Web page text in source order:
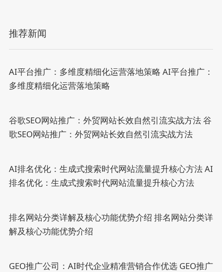
推荐新闻
AI平台推广：多维度精细化运营落地策略 AI平台推广：
多维度精细化运营落地策略
谷歌SEO网站推广：外贸网站长效自然引流实战方法谷
歌SEO网站推广：外贸网站长效自然引流实战方法
AI排名优化：生成式搜索时代网站流量提升核心方法AI
排名优化：生成式搜索时代网站流量提升核心方法
排名网站分类详解及核心功能优势介绍 排名网站分类详
解及核心功能优势介绍
GEO推广公司：AI时代企业精准营销合作优选 GEO推广